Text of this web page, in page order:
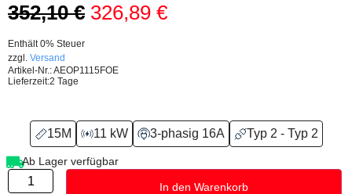
352,10€ 326,89 €
Enthält 0% Steuer
zzgl. Versand
Artikel-Nr.: AEOP1115FOE
Lieferzeit:2 Tage
15M 11 kW 3-phasig 16A Typ 2 - Typ 2
Ab Lager verfügbar
In den Warenkorb